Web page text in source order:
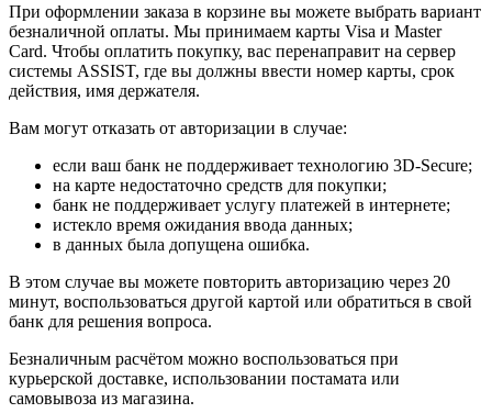
При оформлении заказа в корзине вы можете выбрать вариант
безналичной оплаты. Мы принимаем карты Visa и Master
Card. Чтобы оплатить покупку, вас перенаправит на сервер
системы ASSIST, где вы должны ввести номер карты, срок
действия, имя держателя.
Вам могут отказать от авторизации в случае:
если ваш банк не поддерживает технологию 3D-Secure;
на карте недостаточно средств для покупки;
банк не поддерживает услугу платежей в интернете;
истекло время ожидания ввода данных;
в данных была допущена ошибка.
В этом случае вы можете повторить авторизацию через 20
минут, воспользоваться другой картой или обратиться в свой
банк для решения вопроса.
Безналичным расчётом можно воспользоваться при
курьерской доставке, использовании постамата или
самовывоза из магазина.